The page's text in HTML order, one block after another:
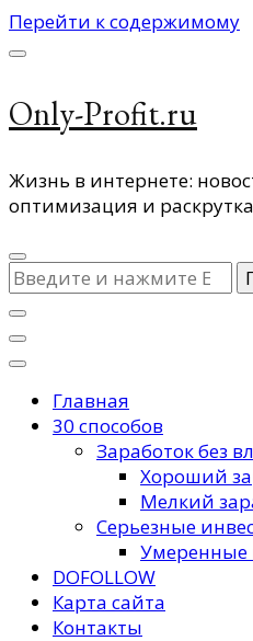
Перейти к содержимому
Only-Profit.ru
Жизнь в интернете:
оптимизация и
Ищите
что-
то?
Главная
30 способов
Заработок без
Хороший
Мелкий
Серьезные
Умеренные
DOFOLLOW
Карта сайта
Контакты